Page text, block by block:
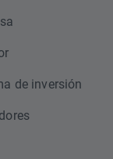
de inversión